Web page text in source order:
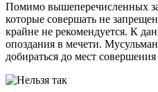
Помимо вышеперечисленных
которые совершать не
крайне не рекомендуется. К
опоздания в мечети.
добираться до мест